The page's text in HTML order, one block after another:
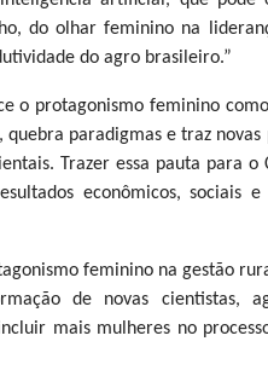
do olhar feminino na
do agro brasileiro.”
o protagonismo feminino
paradigmas e traz novas
Trazer essa pauta para o
econômicos, sociais e
feminino na gestão
de novas cientistas,
mais mulheres no